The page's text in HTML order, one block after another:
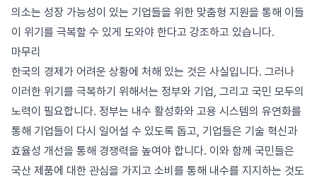
의소는 성장 가능성이 있는 기업들을 위한 맞춤형 지원을 통해 이들
이 위기를 극복할 수 있게 도와야 한다고 강조하고 있습니다.
마무리
한국의 경제가 어려운 상황에 처해 있는 것은 사실입니다. 그러나
이러한 위기를 극복하기 위해서는 정부와 기업, 그리고 국민 모두의
노력이 필요합니다. 정부는 내수 활성화와 고용 시스템의 유연화를
통해 기업들이 다시 일어설 수 있도록 돕고, 기업들은 기술 혁신과
효율성 개선을 통해 경쟁력을 높여야 합니다. 이와 함께 국민들은
국산 제품에 대한 관심을 가지고 소비를 통해 내수를 지지하는 것도